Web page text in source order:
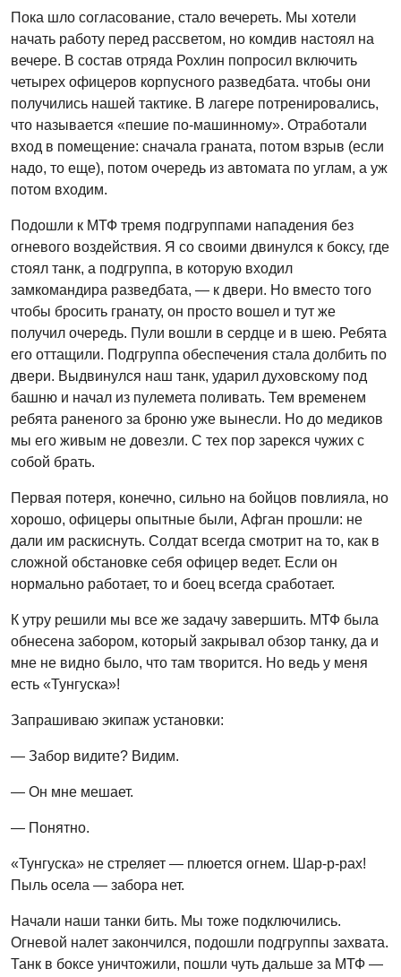
Пока шло согласование, стало вечереть. Мы хотели
начать работу перед рассветом, но комдив настоял на
вечере. В состав отряда Рохлин попросил включить
четырех офицеров корпусного разведбата. чтобы они
получились нашей тактике. В лагере потренировались,
что называется «пешие по-машинному». Отработали
вход в помещение: сначала граната, потом взрыв (если
надо, то еще), потом очередь из автомата по углам, а уж
потом входим.
Подошли к МТФ тремя подгруппами нападения без
огневого воздействия. Я со своими двинулся к боксу, где
стоял танк, а подгруппа, в которую входил
замкомандира разведбата, — к двери. Но вместо того
чтобы бросить гранату, он просто вошел и тут же
получил очередь. Пули вошли в сердце и в шею. Ребята
его оттащили. Подгруппа обеспечения стала долбить по
двери. Выдвинулся наш танк, ударил духовскому под
башню и начал из пулемета поливать. Тем временем
ребята раненого за броню уже вынесли. Но до медиков
мы его живым не довезли. С тех пор зарекся чужих с
собой брать.
Первая потеря, конечно, сильно на бойцов повлияла, но
хорошо, офицеры опытные были, Афган прошли: не
дали им раскиснуть. Солдат всегда смотрит на то, как в
сложной обстановке себя офицер ведет. Если он
нормально работает, то и боец всегда сработает.
К утру решили мы все же задачу завершить. МТФ была
обнесена забором, который закрывал обзор танку, да и
мне не видно было, что там творится. Но ведь у меня
есть «Тунгуска»!
Запрашиваю экипаж установки:
— Забор видите? Видим.
— Он мне мешает.
— Понятно.
«Тунгуска» не стреляет — плюется огнем. Шар-р-рах!
Пыль осела — забора нет.
Начали наши танки бить. Мы тоже подключились.
Огневой налет закончился, подошли подгруппы захвата.
Танк в боксе уничтожили, пошли чуть дальше за МТФ —